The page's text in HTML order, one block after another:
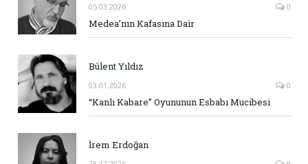
05.03.2026 0
Medea’nın Kafasına Dair
Bülent Yıldız
03.01.2026 0
“Kanlı Kabare” Oyununun Esbabı Mucibesi
İrem Erdoğan